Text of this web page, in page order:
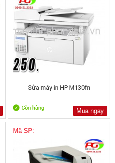
Sửa máy in HP M130fn
Mua ngay
Mã SP: